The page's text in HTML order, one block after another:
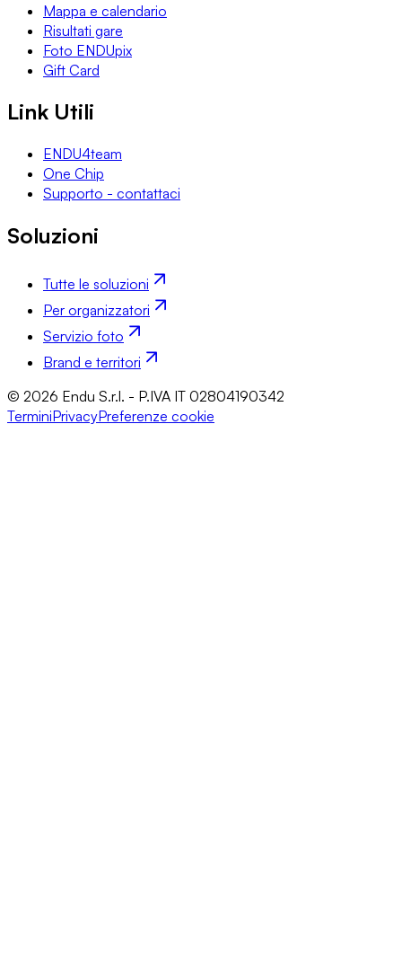
Mappa e calendario
Risultati gare
Foto ENDUpix
Gift Card
Link Utili
ENDU4team
One Chip
Supporto - contattaci
Soluzioni
Tutte le soluzioni
Per organizzatori
Servizio foto
Brand e territori
© 2026 Endu S.r.l. - P.IVA IT 02804190342
TerminiPrivacyPreferenze cookie